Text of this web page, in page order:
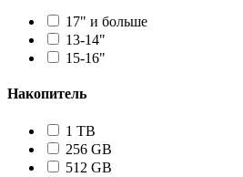
17" и больше
13-14"
15-16"
Накопитель
1 TB
256 GB
512 GB